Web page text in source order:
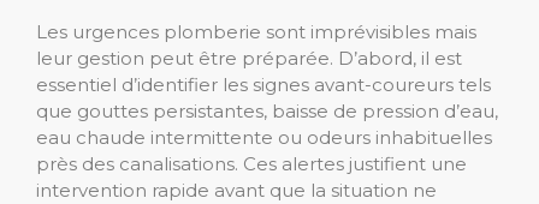
Les urgences plomberie sont imprévisibles mais
leur gestion peut être préparée. D’abord, il est
essentiel d’identifier les signes avant-coureurs tels
que gouttes persistantes, baisse de pression d’eau,
eau chaude intermittente ou odeurs inhabituelles
près des canalisations. Ces alertes justifient une
intervention rapide avant que la situation ne